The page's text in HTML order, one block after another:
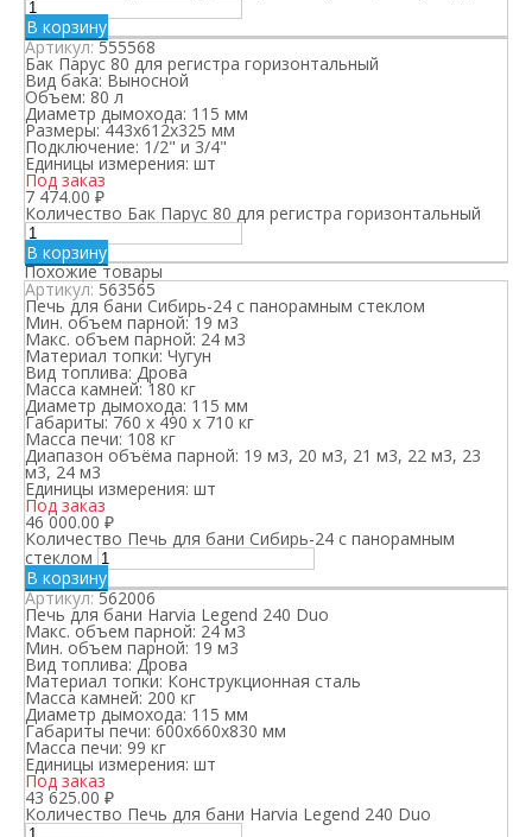
В корзину
Артикул:555568
Бак Парус 80 для регистра горизонтальный
Вид бака: Выносной
Объем: 80 л
Диаметр дымохода: 115 мм
Размеры:443х612х325 мм
Подключение: 1/2" и 3/4"
Единицы измерения: шт
Под заказ
7 474.00 ₽
Количество Бак Парус 80 для регистра горизонтальный
В корзину
Похожие товары
Артикул:563565
Печь для бани Сибирь-24 с панорамным стеклом
Мин. объем парной:19 м3
Макс. объем парной: 24 м3
Материал топки: Чугун
Вид топлива: Дрова
Масса камней: 180 кг
Диаметр дымохода: 115 мм
Габариты:760 х 490 х 710 кг
Масса печи: 108 кг
Диапазон объёма парной: 19 м3, 20 м3, 21 м3, 22 м3, 23
м3, 24 м3
Единицы измерения: шт
Под заказ
46 000.00 ₽
Количество Печь для бани Сибирь-24 с панорамным
стеклом
В корзину
Артикул:562006
Печь для бани Harvia Legend 240 Duo
Макс. объем парной: 24 м3
Мин. объем парной: 19 м3
Вид топлива: Дрова
Материал топки: Конструкционная сталь
Масса камней: 200 кг
Диаметр дымохода: 115 мм
Габариты печи: 600x660x830 мм
Масса печи: 99 кг
Единицы измерения: шт
Под заказ
43 625.00 ₽
Количество Печь для бани Harvia Legend 240 Duo